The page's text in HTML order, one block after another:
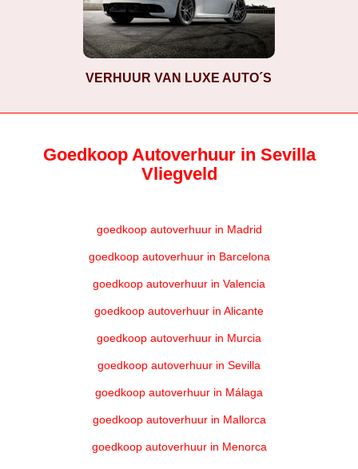
VERHUUR VAN LUXE AUTO´S
Goedkoop Autoverhuur in Sevilla
Vliegveld
goedkoop autoverhuur in Madrid
goedkoop autoverhuur in Barcelona
goedkoop autoverhuur in Valencia
goedkoop autoverhuur in Alicante
goedkoop autoverhuur in Murcia
goedkoop autoverhuur in Sevilla
goedkoop autoverhuur in Málaga
goedkoop autoverhuur in Mallorca
goedkoop autoverhuur in Menorca